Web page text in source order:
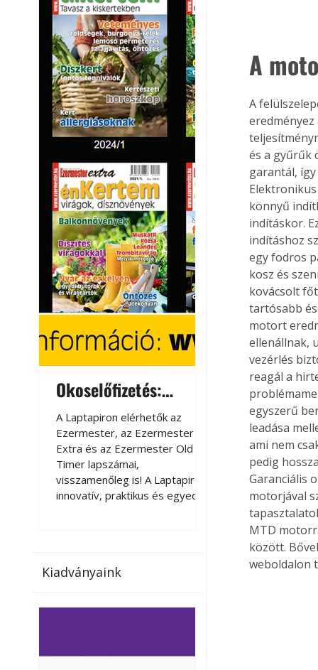
Okoselőfizetés:
Ezermester Extra
A Laptapiron elérhetők az
Ezermester, az Ezermester
Extra és az Ezermester Old
Timer lapszámai,
visszamenőleg is! A Laptapir új,
innovatív, praktikus és egyedi
az otthonában, útközben vagy
elérhetők lapszámaink. Bárhol,
Okoselőfizetés
A Laptapiron
Ezermester, az
Extra és az
Timer lapszámai,
visszamenőleg is! A
innovatív, praktikus
megoldás a
magazinok digitális
számítógépen,
vagy táblagépen.
az otthonában,
Kiadványaink
A
A
és a gyűrűk
garantál,
könnyű
indításkor.
indításhoz
egy fodros
kosz és
kovácsolt
tartósabb
motort
ellenállnak,
vezérlés
reagál a
egyszerű
leadása
ami nem
pedig
Garanciális
motorjával
MTD
között.
weboldalon